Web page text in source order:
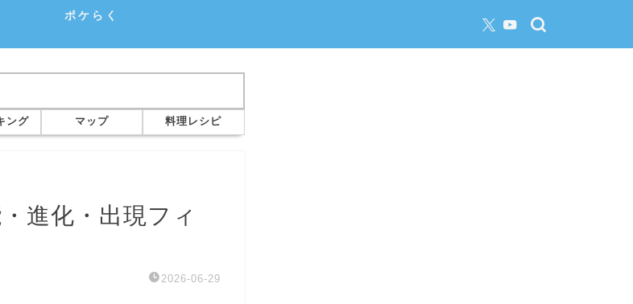
ポケらく
ング マップ 料理レシピ
進化・出現フィ
2026-06-29